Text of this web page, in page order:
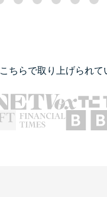
こちらで取り上げられて